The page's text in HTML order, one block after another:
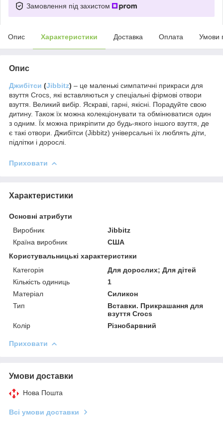
Замовлення під захистом
Опис Характеристики Доставка Оплата Умови
Опис
Джибітси (Jibbitz) – це маленькі симпатичні прикраси для
взуття Crocs, які вставляються у спеціальні фірмові отвори
взуття. Великий вибір. Яскраві, гарні, якісні. Порадуйте свою
дитину. Також їх можна колекціонувати та обмінюватися один
з одним. Їх можна прикріпити до будь-якого іншого взуття, де
є такі отвори. Джибітси (Jibbitz) універсальні їх люблять діти,
підлітки і дорослі.
Приховати
Характеристики
Основні атрибути
Виробник
Jibbitz
Країна виробник
США
Користувальницькі характеристики
Категорія
Для дорослих; Для дітей
Кількість одиниць
1
Матеріал
Силикон
Тип
Вставки. Прикрашання для
взуття Crocs
Колір
Різнобарвний
Приховати
Умови доставки
Нова Пошта
Всі умови доставки